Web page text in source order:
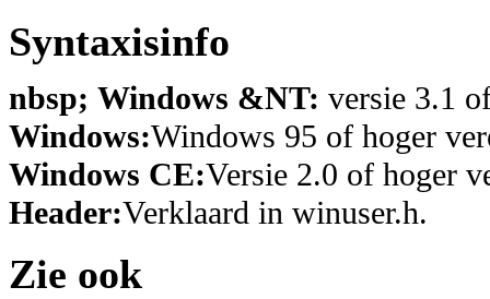
Syntaxisinfo
nbsp; Windows &NT: versie 3.1
Windows:Windows 95 of hoger
Windows CE:Versie 2.0 of hoger
Header:Verklaard in winuser.h.
Zie ook